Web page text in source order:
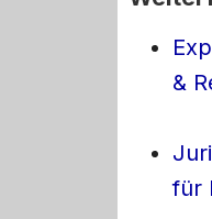
&
für